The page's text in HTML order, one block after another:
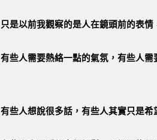
只是以前我觀察的是人在鏡頭前的表
有些人需要熱絡一點的氣氛，有些人需
有些人想說很多話，有些人其實只是希